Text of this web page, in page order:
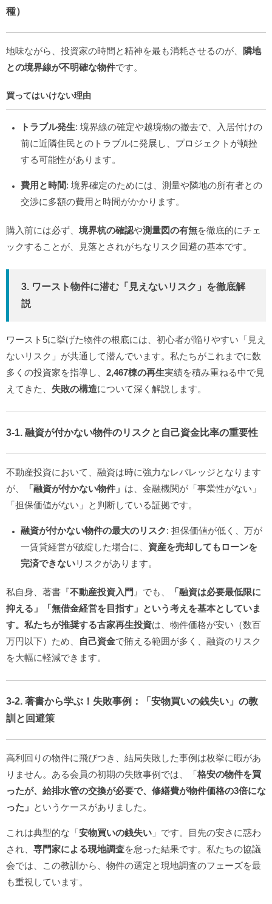
種）
地味ながら、投資家の時間と精神を最も消耗させるのが、
隣地
との境界線が不明確な物件です。
買ってはいけない理由
トラブル発生: 境界線の確定や越境物の撤去で、入居付けの
前に近隣住民とのトラブルに発展し、プロジェクトが頓挫
する可能性があります。
費用と時間: 境界確定のためには、測量や隣地の所有者との
交渉に多額の費用と時間がかかります。
購入前には必ず、 境界杭の確認や測量図の有無を徹底的にチェ
ックすることが、見落とされがちなリスク回避の基本です。
3. ワースト物件に潜む「見えないリスク」を徹底解
説
ワースト5に挙げた物件の根底には、初心者が陥りやすい「見え
ないリスク」が共通して潜んでいます。私たちがこれまでに数
多くの投資家を指導し、 2,467棟の再生実績を積み重ねる中で見
えてきた、 失敗の構造について深く解説します。
3-1. 融資が付かない物件のリスクと自己資金比率の重要性
不動産投資において、融資は時に強力なレバレッジとなります
が、
「融資が付かない物件」 は、金融機関が「事業性がない」
「担保価値がない」と判断している証拠です。
融資が付かない物件の最大のリスク: 担保価値が低く、万が
一賃貸経営が破綻した場合に、 資産を売却してもローンを
完済できないリスクがあります。
私自身、著書『不動産投資入門 』でも、
「融資は必要最低限に
抑える」「無借金経営を目指す」という考えを基本としていま
す。私たちが推奨する古家再生投資は、物件価格が安い（数百
万円以下）ため、
自己資金で賄える範囲が多く、融資のリスク
を大幅に軽減できます。
3-2. 著書から学ぶ！失敗事例：「安物買いの銭失い」の教
訓と回避策
高利回りの物件に飛びつき、結局失敗した事例は枚挙に暇があ
りません。ある会員の初期の失敗事例では、「格安の物件を買
ったが、給排水管の交換が必要で、修繕費が物件価格の3倍にな
った」 というケースがありました。
これは典型的な「安物買いの銭失い 」です。目先の安さに惑わ
され、 専門家による現地調査を怠った結果です。私たちの協議
会では、この教訓から、物件の選定と現地調査のフェーズを最
も重視しています。